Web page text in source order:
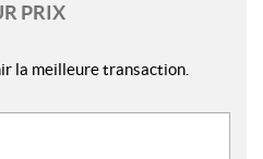
PRIX
la meilleure transaction.